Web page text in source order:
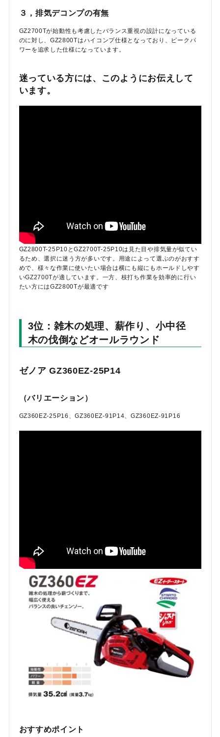
３，排気デコンプの有無
GZ2700Tが始動性も考慮したバランス重視の設計になっている
のに対し、GZ2800Tはハイコンプ仕様となっており、ピークパ
ワーを追求した仕様になっています。
迷っている方には、このようにお伝えして
います。
GZ2800T-25P10とGZ2700T-25P10は見た目や排気量が似てい
るため、選択に迷う方が多いです。用途によって選ぶのがおすす
めで、様々な作業に使いたい場合は横にも縦にもホールドしやす
いGZ2700Tが適しています。一方、枝打ち作業を効率的に行い
たい方にはGZ2800Tが最適です
3位：雑木の処理、薪作り、小中径
木の伐倒などオールラウンド
ゼノア GZ360EZ-25P14
（バリエーション）
GZ360EZ-25P16、GZ360EZ-91P14、GZ360EZ-91P16
おすすめポイント